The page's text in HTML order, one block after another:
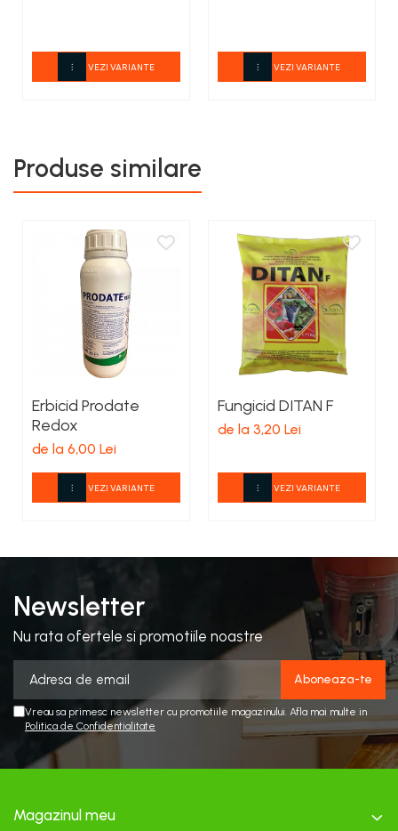
VEZI VARIANTE VEZI VARIANTE
Produse similare
Erbicid Prodate
Redox
de la 6,00 Lei
VEZI VARIANTE
Fungicid DITAN F
de la 3,20 Lei
VEZI VARIANTE
Newsletter
Nu rata ofertele si promotiile noastre
Vreau sa primesc newsletter cu promotiile magazinului. Afla mai multe in
Politica de Confidentialitate
Magazinul meu